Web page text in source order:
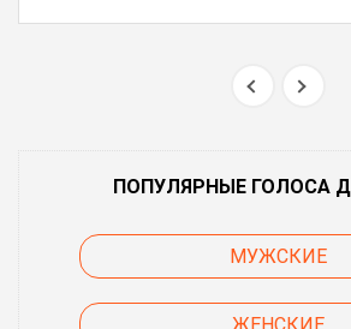
ПОПУЛЯРНЫЕ ГОЛОСА
МУЖСКИЕ